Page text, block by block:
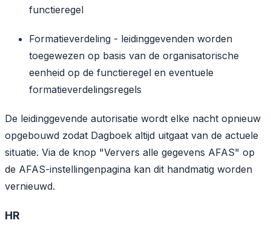
functieregel
Formatieverdeling - leidinggevenden worden
toegewezen op basis van de organisatorische
eenheid op de functieregel en eventuele
formatieverdelingsregels
De leidinggevende autorisatie wordt elke nacht opnieuw
opgebouwd zodat Dagboek altijd uitgaat van de actuele
situatie. Via de knop "Ververs alle gegevens AFAS" op
de AFAS-instellingenpagina kan dit handmatig worden
vernieuwd.
HR